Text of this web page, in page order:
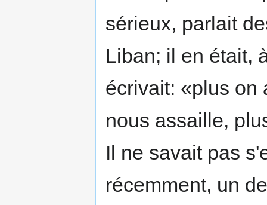
sérieux, parlait
Liban; il en était,
écrivait: «plus on
nous assaille,
Il ne savait pas
récemment, un